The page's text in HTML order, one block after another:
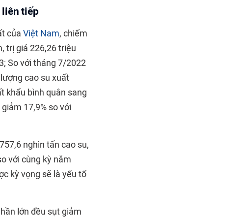
liên tiếp
của Việt Nam, chiếm
trị giá 226,26 triệu
So với tháng 7/2022
cao su xuất
khẩu bình quân sang
17,9% so với
nghìn tấn cao su,
với cùng kỳ năm
kỳ vọng sẽ là yếu tố
lớn đều sụt giảm